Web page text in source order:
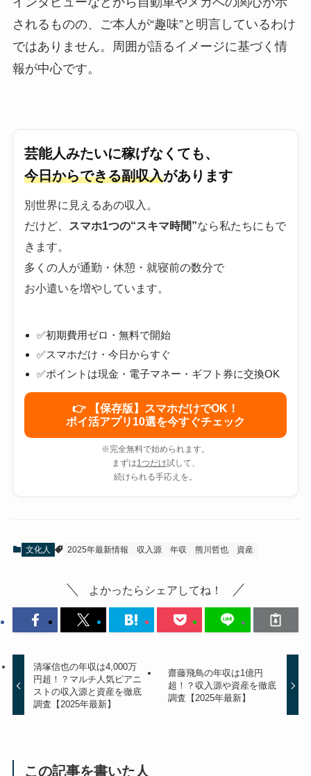
されるものの、ご本人が“趣味”と明言しているわけ
ではありません。周囲が語るイメージに基づく情
報が中心です。
芸能人みたいに稼げなくても、
今日からできる副収入があります
別世界に見えるあの収入。
だけど、
スマホ1つの“スキマ時間”なら私たちにもで
きます。
多くの人が通勤・休憩・就寝前の数分で
お小遣いを増やしています。
✅初期費用ゼロ・無料で開始
✅スマホだけ・今日からすぐ
✅ポイントは現金・電子マネー・ギフト券に交換OK
👉 【保存版】スマホだけでOK！
ポイ活アプリ10選を今すぐチェック
※完全無料で始められます。
まずは1つだけ試して、
続けられる手応えを。
文化人 2025年最新情報 収入源 年収 熊川哲也 資産
よかったらシェアしてね！
清塚信也の年収は4,000万
円超！？マルチ人気ピアニ
ストの収入源と資産を徹底
調査【2025年最新】
齋藤飛鳥の年収は1億円
超！？収入源や資産を徹底
調査【2025年最新】
この記事を書いた人